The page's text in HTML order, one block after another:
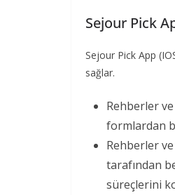
Sejour Pick
Sejour Pick App
sağlar.
Rehberler
formlardan
Rehberler
tarafından
süreçlerini